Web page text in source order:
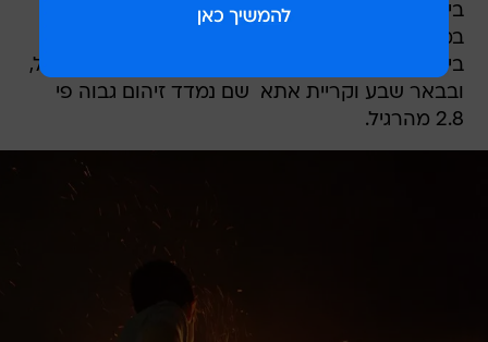
בין השעות 23:00 ל-02:00 בלילה. זיהום חריף
במיוחד הורגש בשכונות רוממה ושמואל הנביא
בירושלים, שם נמדד זיהום גבוה פי 2.4 ו-2.3 מהרגיל,
ובבאר שבע וקריית אתא  שם נמדד זיהום גבוה פי
2.8 מהרגיל.